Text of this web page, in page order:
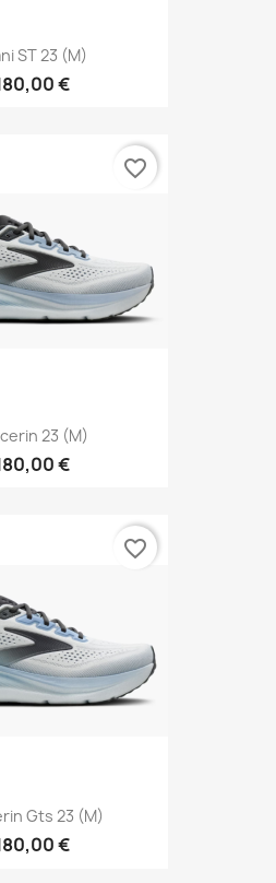
ST 23 (M)
€
23 (M)
€
favorite_border
Gts 23 (M)
€
favorite_border